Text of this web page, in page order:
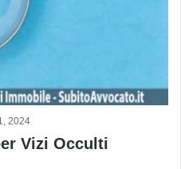
2024
Vizi Occulti